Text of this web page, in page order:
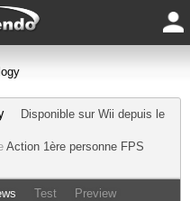
Disponible sur Wii depuis le
Action 1ère personne FPS
Test Preview